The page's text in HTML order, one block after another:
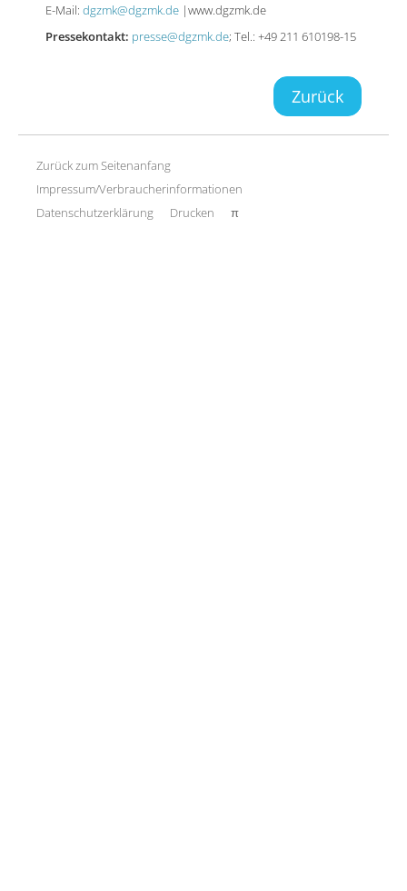
E-Mail: dgzmk@dgzmk.de|www.dgzmk.de
Pressekontakt: presse@dgzmk.de; Tel.: +49 211 610198-15
Zurück
Zurück zum Seitenanfang
Impressum/Verbraucherinformationen
Datenschutzerklärung
Drucken π